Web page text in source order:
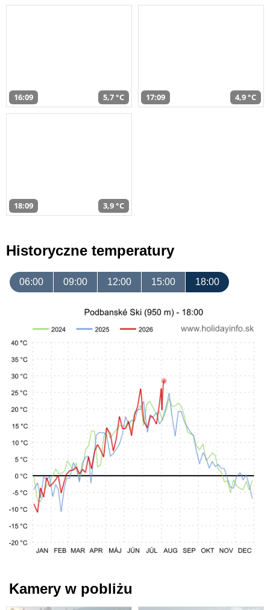
16:09 5,7 °C 17:09 4,9 °C
18:09 3,9 °C
Historyczne temperatury
06:00 09:00 12:00 15:00 18:00
Kamery w pobliżu